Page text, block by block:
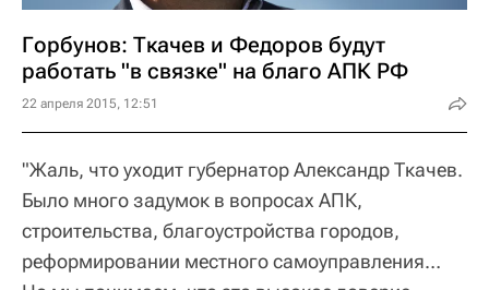
Горбунов: Ткачев и Федоров будут
работать "в связке" на благо АПК РФ
22 апреля 2015, 12:51
"Жаль, что уходит губернатор Александр Ткачев.
Было много задумок в вопросах АПК,
строительства, благоустройства городов,
реформировании местного самоуправления…